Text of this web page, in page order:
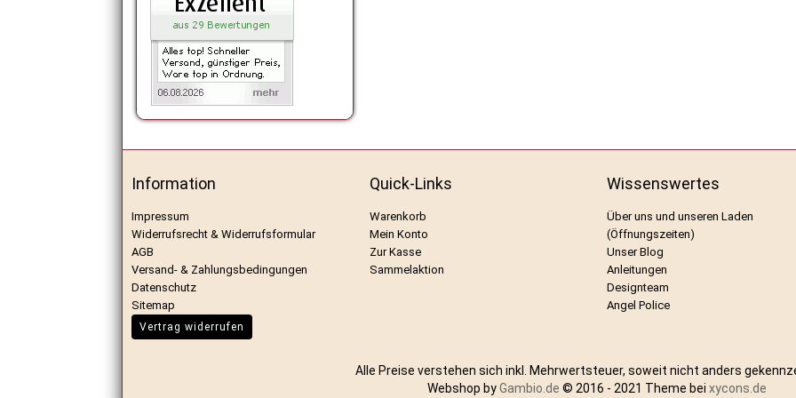
Information
Impressum
Widerrufsrecht & Widerrufsformular
AGB
Versand- & Zahlungsbedingungen
Datenschutz
Sitemap
Vertrag widerrufen
Quick-Links
Warenkorb
Mein Konto
Zur Kasse
Sammelaktion
Wissenswertes
Über uns und unseren Laden
(Öffnungszeiten)
Unser Blog
Anleitungen
Designteam
Angel Police
Alle Preise verstehen sich inkl. Mehrwertsteuer, soweit nicht anders
Webshop byGambio.de © 2016 - 2021 Theme bei xycons.de